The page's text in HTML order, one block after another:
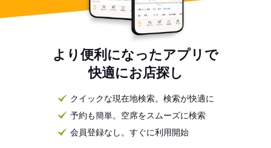
より便利になったアプリで
快適にお店探し
クイックな現在地検索。検索が快適に
予約も簡単。空席をスムーズに検索
会員登録なし。すぐに利用開始